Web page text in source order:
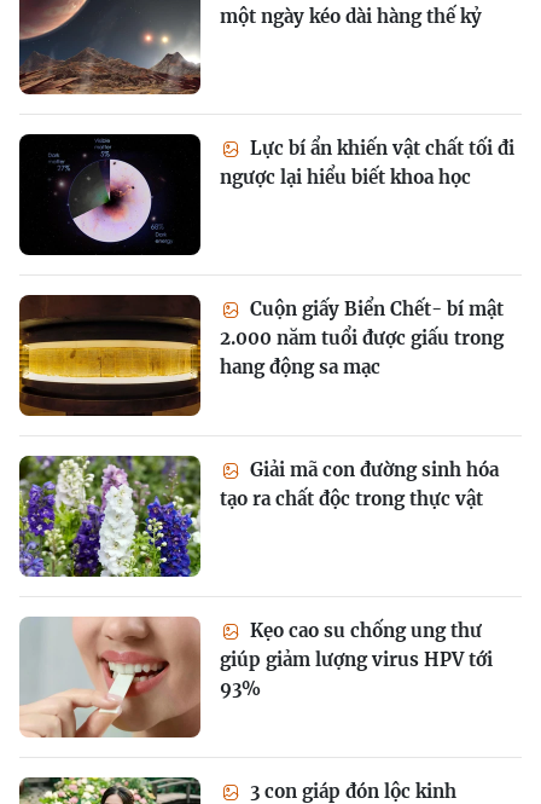
một ngày kéo dài hàng thế kỷ
Lực bí ẩn khiến vật chất tối đi
ngược lại hiểu biết khoa học
Cuộn giấy Biển Chết- bí mật
2.000 năm tuổi được giấu trong
hang động sa mạc
Giải mã con đường sinh hóa
tạo ra chất độc trong thực vật
Kẹo cao su chống ung thư
giúp giảm lượng virus HPV tới
93%
3 con giáp đón lộc kinh